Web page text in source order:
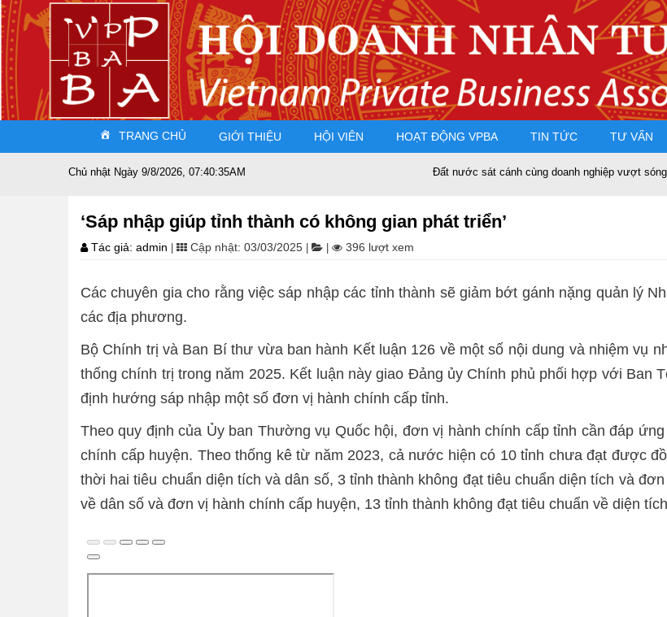
TRANG CHỦ GIỚI THIỆU HỘI VIÊN HOẠT ĐỘNG VPBA TIN TỨC TƯ VẤN
Chủ nhật Ngày 9/8/2026, 07:40:36AM Đất nước sát cánh cùng doanh nghiệp vượt sóng gió
‘Sáp nhập giúp tỉnh thành có không gian phát triển’
Tác giả: admin Cập nhật: 03/03/2025 396 lượt xem
Các chuyên gia cho rằng việc sáp nhập các tỉnh thành sẽ giảm bớt gánh nặng quản lý
các địa phương.
Bộ Chính trị và Ban Bí thư vừa ban hành Kết luận 126 về một số nội dung và nhiệm vụ
thống chính trị trong năm 2025. Kết luận này giao Đảng ủy Chính phủ phối hợp với Ban
định hướng sáp nhập một số đơn vị hành chính cấp tỉnh.
Theo quy định của Ủy ban Thường vụ Quốc hội, đơn vị hành chính cấp tỉnh cần đáp
chính cấp huyện. Theo thống kê từ năm 2023, cả nước hiện có 10 tỉnh chưa đạt được
thời hai tiêu chuẩn diện tích và dân số, 3 tỉnh thành không đạt tiêu chuẩn diện tích và
về dân số và đơn vị hành chính cấp huyện, 13 tỉnh thành không đạt tiêu chuẩn về diện